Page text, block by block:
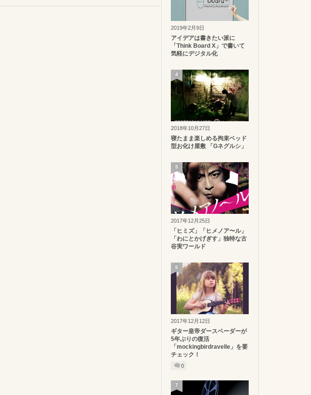
2019年2月9日
アイデアは書きたい派に
「Think Board X」で書いて
気軽にデジタル化
2018年10月27日
寝たまま楽しめる拘束ベッド
型お化け屋敷 「Gネグルシ」
4
2017年12月25日
「ヒミズ」「ヒメノア〜ル」
「わにとかげぎす」独特な古
谷実ワールド
5
2017年12月12日
ギター皇帝ダースベーダーが
5年ぶりの復活
「mockingbirdravelle」を要
チェック！
0
6
7